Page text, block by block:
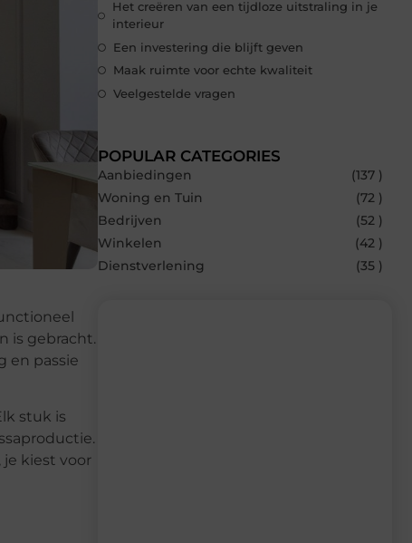
is gebracht.
en passie
stuk is
kiest voor
Het creëren van een tijdloze uitstraling in je
interieur
Een investering die blijft geven
Maak ruimte voor echte kwaliteit
Veelgestelde vragen
POPULAR CATEGORIES
Aanbiedingen
(137 )
Woning en Tuin
(72 )
Bedrijven
(52 )
Winkelen
(42 )
Dienstverlening
(35 )